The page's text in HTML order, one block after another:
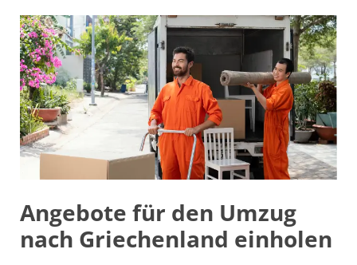
Angebote für den Umzug
nach Griechenland einholen